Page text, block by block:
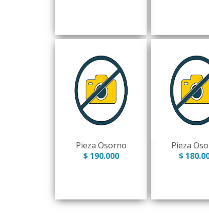
Pieza Osorno
$ 190.000
Pieza
$